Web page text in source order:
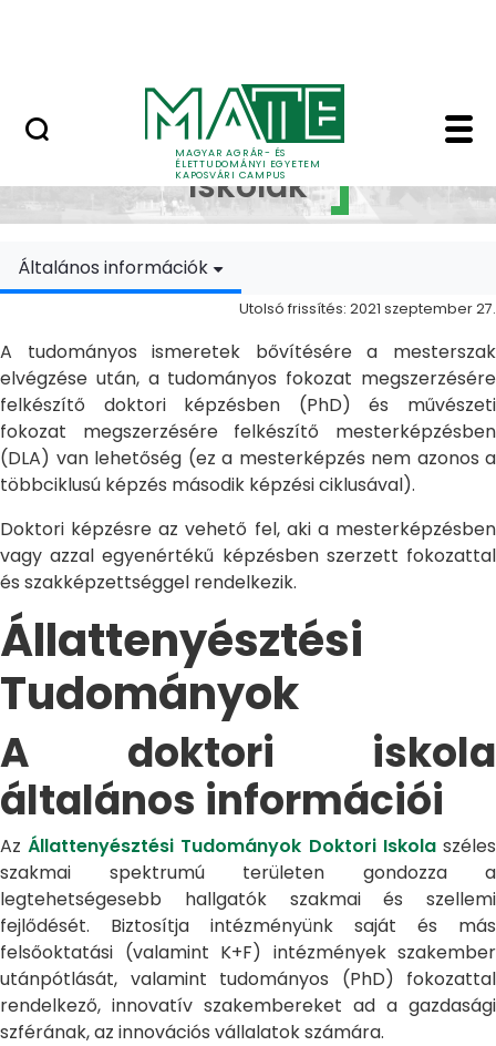
MAGYAR AGRÁR- ÉS
ÉLETTUDOMÁNYI EGYETEM
KAPOSVÁRI CAMPUS
Doktori Iskolák -
Doktori
Iskolák
Általános információk
Utolsó frissítés: 2021 szeptember 27.
A tudományos ismeretek bővítésére a mesterszak
elvégzése után, a tudományos fokozat megszerzésére
felkészítő doktori képzésben (PhD) és művészeti
fokozat megszerzésére felkészítő mesterképzésben
(DLA) van lehetőség (ez a mesterképzés nem azonos a
többciklusú képzés második képzési ciklusával).
Doktori képzésre az vehető fel, aki a mesterképzésben
vagy azzal egyenértékű képzésben szerzett fokozattal
és szakképzettséggel rendelkezik.
Állattenyésztési
Tudományok
A doktori iskola
általános információi
AzÁllattenyésztési Tudományok Doktori Iskolaszéles
szakmai spektrumú területen gondozza a
legtehetségesebb hallgatók szakmai és szellemi
fejlődését. Biztosítja intézményünk saját és más
felsőoktatási (valamint K+F) intézmények szakember
utánpótlását, valamint tudományos (PhD) fokozattal
rendelkező, innovatív szakembereket ad a gazdasági
szférának, az innovációs vállalatok számára.